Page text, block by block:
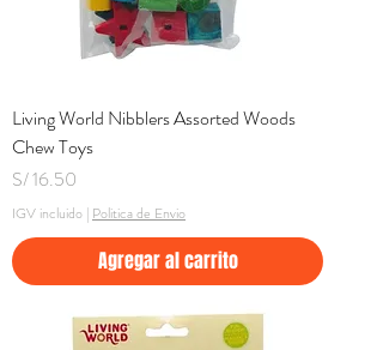
Living World Nibblers Assorted Woods
Chew Toys
Precio
S/ 16.50
IGV incluido | Politica de Envio
Agregar al carrito